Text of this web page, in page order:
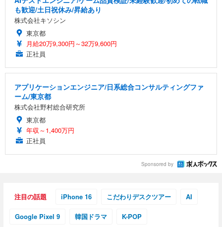
も歓迎/土日祝休み/昇給あり
株式会社キソシン
東京都
月給20万9,300円～32万9,600円
正社員
アプリケーションエンジニア/日系総合コンサルティングファ
ーム/東京都
株式会社野村総合研究所
東京都
年収～1,400万円
正社員
Sponsored by
注目の話題 iPhone 16 こだわりデスクツアー AI
Google Pixel 9 韓国ドラマ K-POP